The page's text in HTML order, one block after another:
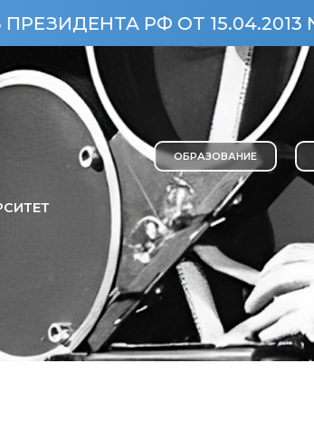
РФ ОТ 15.04.2013 №360)
ОБРАЗОВАНИЕ